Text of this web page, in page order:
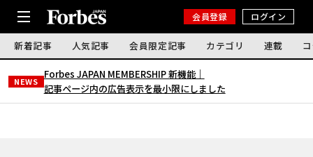
会員登録 ログイン
新着記事 人気記事 会員限定記事 カテゴリ 連載
NEWS
Forbes JAPAN MEMBERSHIP 新機能｜
記事ページ内の広告表示を最小限にしました